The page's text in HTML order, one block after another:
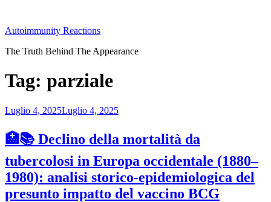
contenuto
Autoimmunity Reactions
The Truth Behind The Appearance
Tag: parziale
Pubblicato
Luglio 4, 2025Luglio 4, 2025
🏥📚 Declino della mortalità da
tubercolosi in Europa occidentale (1880–
1980): analisi storico-epidemiologica del
presunto impatto del vaccino BCG